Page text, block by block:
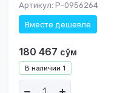
Артикул: P-0956264
Вместе дешевле
В наличии 1
180 467 сўм